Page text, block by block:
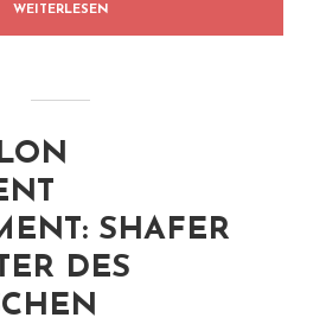
WEITERLESEN
SHAFER
DES